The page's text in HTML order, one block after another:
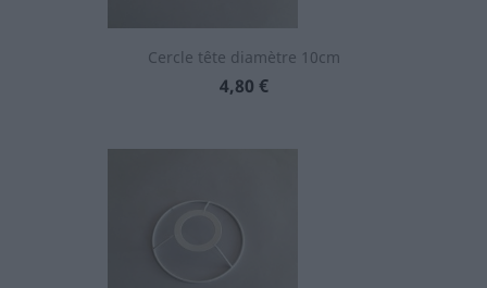
Cercle tête diamètre 10cm
Prix
4,80 €